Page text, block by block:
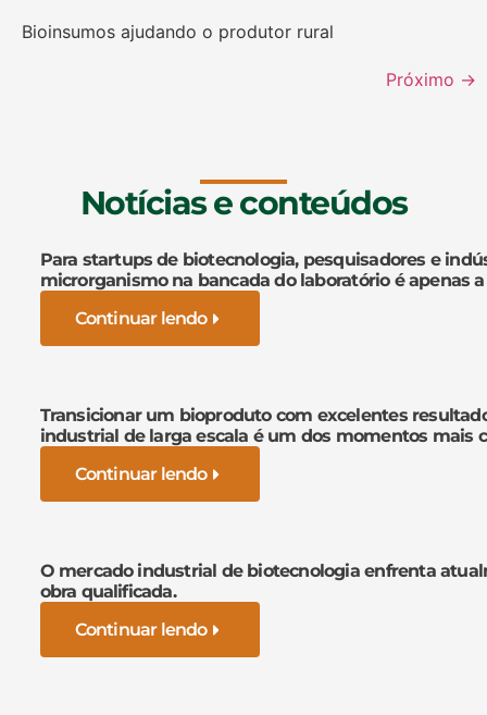
Bioinsumos ajudando o produtor rural
Próximo →
Notícias e conteúdos
Para startups de biotecnologia, pesquisadores e
microrganismo na bancada do laboratório é apenas
Continuar lendo
Transicionar um bioproduto com excelentes
industrial de larga escala é um dos momentos mais
Continuar lendo
O mercado industrial de biotecnologia enfrenta
obra qualificada.
Continuar lendo